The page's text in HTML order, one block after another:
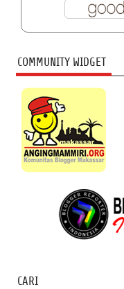
COMMUNITY WIDGET
CARI